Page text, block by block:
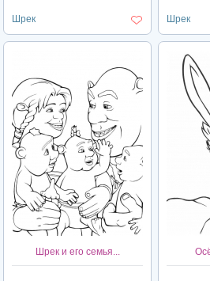
Шрек Шрек
Шрек и его семья...